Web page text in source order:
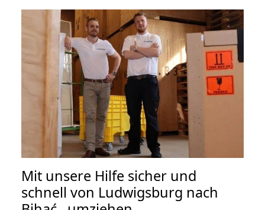
Mit unsere Hilfe sicher und
schnell von Ludwigsburg nach